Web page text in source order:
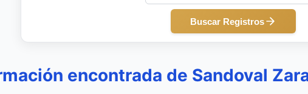
Buscar Registros
encontrada de Sandoval